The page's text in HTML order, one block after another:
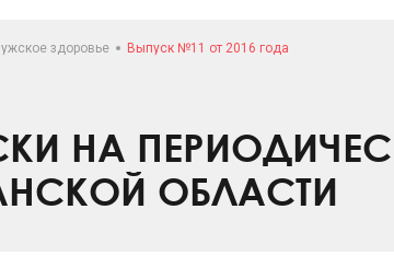
здоровье Выпуск №11 от 2016 года
НА
ОБЛАСТИ